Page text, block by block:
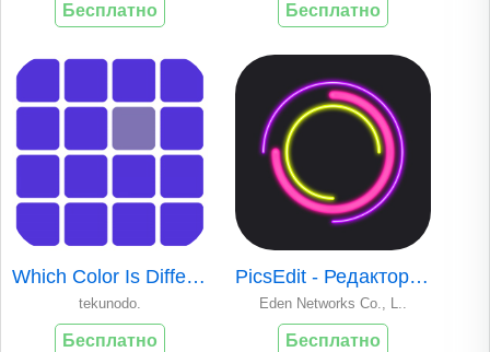
Бесплатно Бесплатно
Which Color Is Different
tekunodo.
Бесплатно
PicsEdit - Редактор фото
Eden Networks Co., L..
Бесплатно